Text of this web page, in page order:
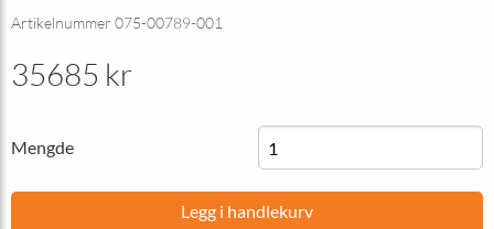
Artikelnummer 075-00789-001
35685 kr
Mengde
Legg i handlekurv